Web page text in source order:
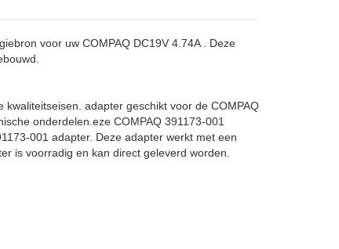
voor uw COMPAQ DC19V 4.74A . Deze
adapter geschikt voor de COMPAQ
onderdelen.eze COMPAQ 391173-001
001 adapter. Deze adapter werkt met een
is voorradig en kan direct geleverd worden.